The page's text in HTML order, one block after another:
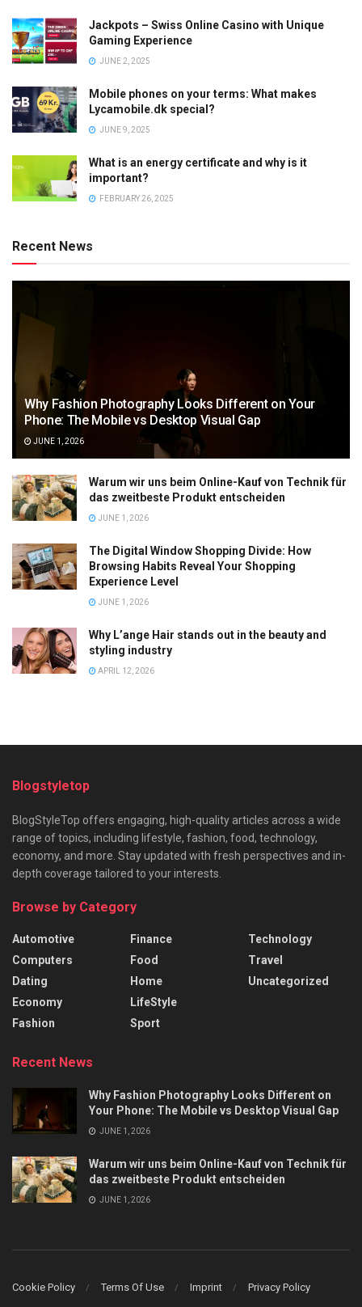
Jackpots – Swiss Online Casino with Unique
Gaming Experience
JUNE 2, 2025
Mobile phones on your terms: What makes
Lycamobile.dk special?
JUNE 9, 2025
What is an energy certificate and why is it
important?
FEBRUARY 26, 2025
Recent News
Why Fashion Photography Looks Different on Your
Phone: The Mobile vs Desktop Visual Gap
JUNE 1, 2026
Warum wir uns beim Online-Kauf von Technik für
das zweitbeste Produkt entscheiden
JUNE 1, 2026
The Digital Window Shopping Divide: How
Browsing Habits Reveal Your Shopping
Experience Level
JUNE 1, 2026
Why L’ange Hair stands out in the beauty and
styling industry
APRIL 12, 2026
Blogstyletop
BlogStyleTop offers engaging, high-quality articles across a wide
range of topics, including lifestyle, fashion, food, technology,
economy, and more. Stay updated with fresh perspectives and in-
depth coverage tailored to your interests.
Browse by Category
Automotive
Computers
Dating
Economy
Fashion
Finance
Food
Home
LifeStyle
Sport
Technology
Travel
Uncategorized
Recent News
Why Fashion Photography Looks Different on
Your Phone: The Mobile vs Desktop Visual Gap
JUNE 1, 2026
Warum wir uns beim Online-Kauf von Technik für
das zweitbeste Produkt entscheiden
JUNE 1, 2026
Cookie Policy Terms Of Use Imprint Privacy Policy